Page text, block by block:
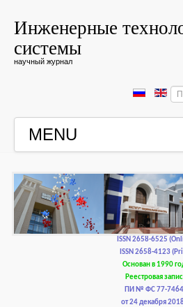
Инженерные
системы
научный журнал
MENU
РЕДКОЛЛЕГИЯ
РЕДАКЦИОННАЯISSN 2658-6525
ISSN 2658-4123
Основан в 1990
Реестровая
ПИ № ФС 77-
от 24 декабря